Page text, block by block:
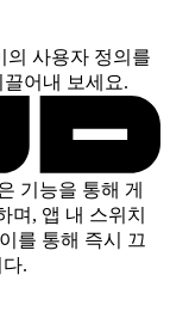
의 사용자 정의를
끌어내 보세요.
기능을 통해 게
며, 앱 내 스위치
를 통해 즉시 끄
.